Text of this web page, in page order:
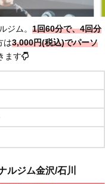
ジム。 1回60分で、4回分
は3,000円(税込)でパーソ
ます
ルジム金沢/石川